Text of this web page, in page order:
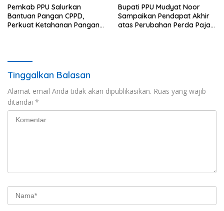
Pemkab PPU Salurkan
Bantuan Pangan CPPD,
Perkuat Ketahanan Pangan
Bupati PPU Mudyat Noor
Sampaikan Pendapat Akhir
atas Perubahan Perda Pajak
Tinggalkan Balasan
Alamat email Anda tidak akan dipublikasikan. Ruas yang wajib
ditandai *